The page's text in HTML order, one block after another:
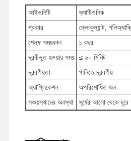
বাড়ি পণ্য
আইওনিটি
ক্যাটিওনিক
প্রকার
ফ্লোকুল্যান্ট,
শেল্ফ সময়কাল
১ বছর
দ্রবীভূত হওয়ার সময় ≤ ৬০ মিনিট
দ্রবণীয়তা
পানিতে দ্রবণীয়
অ্যাপ্লিকেশন
অপরিশোধিত জল
সঞ্চয়স্থানের অবস্থা
সূর্যের আলো থেকে দূরে